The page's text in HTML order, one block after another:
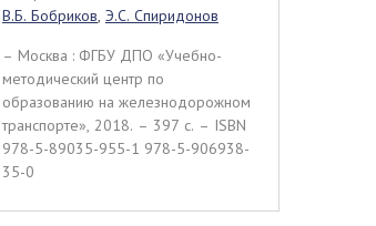
В.Б. Бобриков, Э.С. Спиридонов
– Москва : ФГБУ ДПО «Учебно-
методический центр по
образованию на железнодорожном
транспорте», 2018. – 397 c. – ISBN
978-5-89035-955-1 978-5-906938-
35-0